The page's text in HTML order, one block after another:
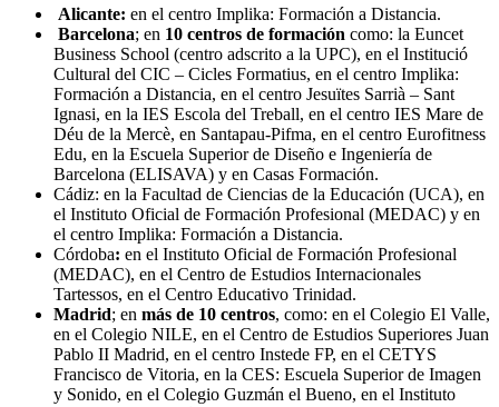
Alicante: en el centro Implika: Formación a Distancia.
Barcelona; en 10 centros de formación como: la Euncet
Business School (centro adscrito a la UPC), en el Institució
Cultural del CIC – Cicles Formatius, en el centro Implika:
Formación a Distancia, en el centro Jesuïtes Sarrià – Sant
Ignasi, en la IES Escola del Treball, en el centro IES Mare de
Déu de la Mercè, en Santapau-Pifma, en el centro Eurofitness
Edu, en la Escuela Superior de Diseño e Ingeniería de
Barcelona (ELISAVA) y en Casas Formación.
Cádiz: en la Facultad de Ciencias de la Educación (UCA), en
el Instituto Oficial de Formación Profesional (MEDAC) y en
el centro Implika: Formación a Distancia.
Córdoba: en el Instituto Oficial de Formación Profesional
(MEDAC), en el Centro de Estudios Internacionales
Tartessos, en el Centro Educativo Trinidad.
Madrid; en más de 10 centros, como: en el Colegio El Valle,
en el Colegio NILE, en el Centro de Estudios Superiores Juan
Pablo II Madrid, en el centro Instede FP, en el CETYS
Francisco de Vitoria, en la CES: Escuela Superior de Imagen
y Sonido, en el Colegio Guzmán el Bueno, en el Instituto